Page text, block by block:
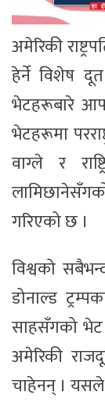
अमेरिकी
हेर्ने विशेष
भेटहरूबारे
भेटहरूमा
वाग्ले र
गरिएको छ ।
विश्वको
डोनाल्ड
साहसँगको
अमेरिकी
चाहेनन् ।